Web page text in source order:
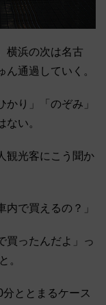
横浜の次は名古
通過していく。
り」「のぞみ」
い。
観光客にこう聞か
内で買えるの？」
買ったんだよ」っ
。
ととまるケース